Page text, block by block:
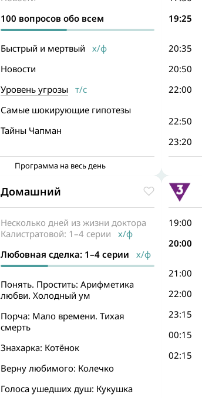
100 вопросов обо всем
Быстрый и мертвый х/ф
Новости
Уровень угрозыт/с
Самые шокирующие гипотезы
Тайны Чапман
Программа на весь день
19:25
20:35
20:50
22:00
22:50
23:20
Домашний
Несколько дней из жизни доктора
Калистратовой: 1–4 серии х/ф
Любовная сделка: 1–4 серии х/ф
Понять. Простить: Арифметика
любви. Холодный ум
Порча: Мало времени. Тихая
смерть
Знахарка: Котёнок
Верну любимого: Колечко
Голоса ушедших душ: Кукушка
19:00
20:00
21:00
22:00
23:15
00:15
02:15